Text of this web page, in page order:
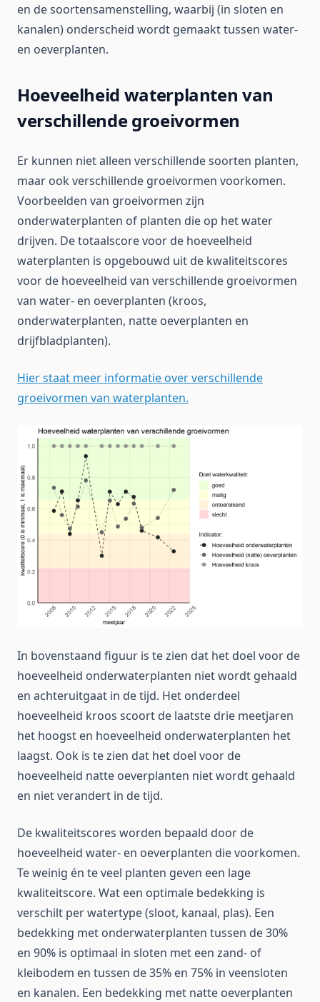
en de soortensamenstelling, waarbij (in sloten en
kanalen) onderscheid wordt gemaakt tussen water-
en oeverplanten.
Hoeveelheid waterplanten van
verschillende groeivormen
Er kunnen niet alleen verschillende soorten planten,
maar ook verschillende groeivormen voorkomen.
Voorbeelden van groeivormen zijn
onderwaterplanten of planten die op het water
drijven. De totaalscore voor de hoeveelheid
waterplanten is opgebouwd uit de kwaliteitscores
voor de hoeveelheid van verschillende groeivormen
van water- en oeverplanten (kroos,
onderwaterplanten, natte oeverplanten en
drijfbladplanten).
Hier staat meer informatie over verschillende
groeivormen van waterplanten.
In bovenstaand figuur is te zien dat het doel voor de
hoeveelheid onderwaterplanten niet wordt gehaald
en achteruitgaat in de tijd. Het onderdeel
hoeveelheid kroos scoort de laatste drie meetjaren
het hoogst en hoeveelheid onderwaterplanten het
laagst. Ook is te zien dat het doel voor de
hoeveelheid natte oeverplanten niet wordt gehaald
en niet verandert in de tijd.
De kwaliteitscores worden bepaald door de
hoeveelheid water- en oeverplanten die voorkomen.
Te weinig én te veel planten geven een lage
kwaliteitscore. Wat een optimale bedekking is
verschilt per watertype (sloot, kanaal, plas). Een
bedekking met onderwaterplanten tussen de 30%
en 90% is optimaal in sloten met een zand- of
kleibodem en tussen de 35% en 75% in veensloten
en kanalen. Een bedekking met natte oeverplanten